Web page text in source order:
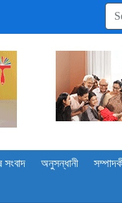
সংবাদ অনুসন্ধানী